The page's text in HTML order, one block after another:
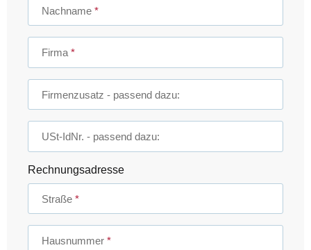
Nachname
Firma
Firmenzusatz - passend dazu:
USt-IdNr. - passend dazu:
Rechnungsadresse
Straße
Hausnummer